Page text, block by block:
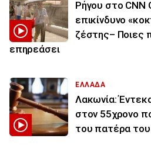
Ρήγου στο CNN
επικίνδυνο
ζέστης– Ποιες
επηρεάσει
ΕΛΛΑΔΑ
Λακωνία:
στον 55χρονο
του πατέρα